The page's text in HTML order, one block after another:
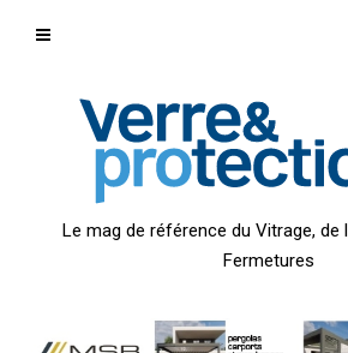
Le mag de référence du Vitrage, de
Fermetures